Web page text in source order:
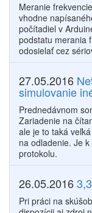
Meranie
vhodne
počítadiel v
podstatu merania
odosielať cez
27.05.2016
simulovanie
Prednedávnom
Zariadenie na
ale je to taká
na odladenie. Je
protokolu.
26.05.2016
Pri práci na